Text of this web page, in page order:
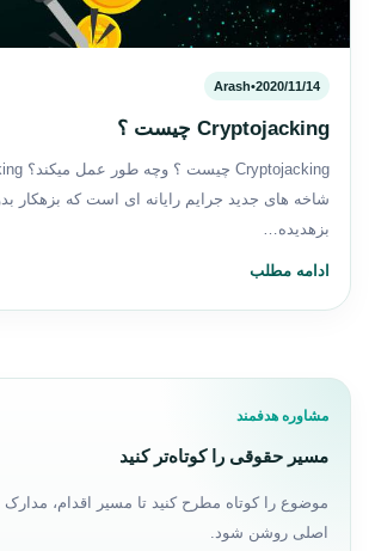
2020/11/14
•
Arash
Cryptojacking چیست ؟
شاخه های جدید جرایم رایانه ای است که بزهکار
بزهدیده…
ادامه مطلب
مشاوره هدفمند
مسیر حقوقی را کوتاه‌تر کنید
موضوع را کوتاه مطرح کنید تا مسیر اقدام،
اصلی روشن شود.